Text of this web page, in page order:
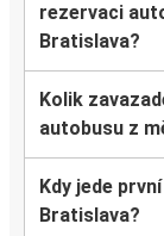
rezervaci
Bratislava?
Kolik
autobusu z
Kdy jede
Bratislava?